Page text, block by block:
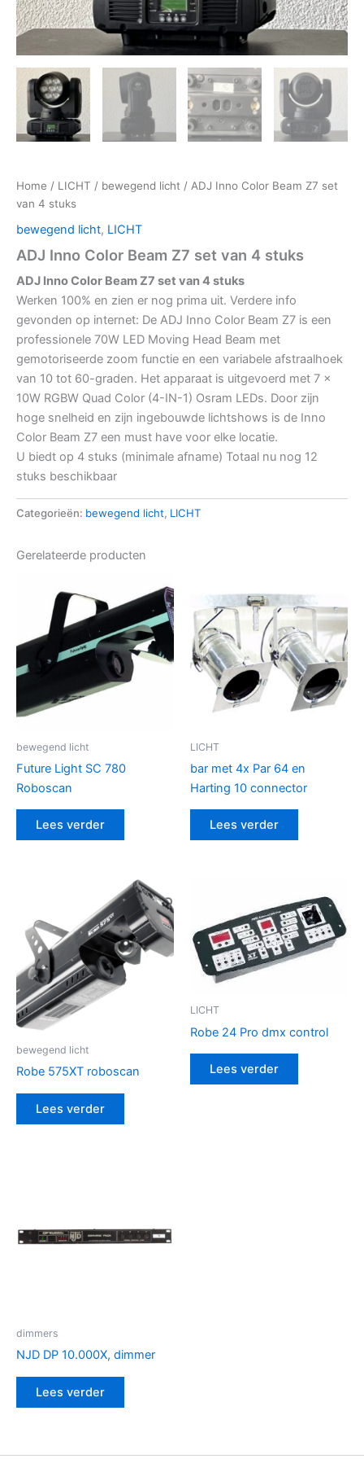
Home / LICHT / bewegend licht / ADJ Inno Color Beam Z7 set
van 4 stuks
bewegend licht, LICHT
ADJ Inno Color Beam Z7 set van 4 stuks
ADJ Inno Color Beam Z7 set van 4 stuks
Werken 100% en zien er nog prima uit. Verdere info
gevonden op internet: De ADJ Inno Color Beam Z7 is een
professionele 70W LED Moving Head Beam met
gemotoriseerde zoom functie en een variabele afstraalhoek
van 10 tot 60-graden. Het apparaat is uitgevoerd met 7 x
10W RGBW Quad Color (4-IN-1) Osram LEDs. Door zijn
hoge snelheid en zijn ingebouwde lichtshows is de Inno
Color Beam Z7 een must have voor elke locatie.
U biedt op 4 stuks (minimale afname) Totaal nu nog 12
stuks beschikbaar
Categorieën: bewegend licht, LICHT
Gerelateerde producten
bewegend licht
Future Light SC 780
Roboscan
Lees verder
LICHT
bar met 4x Par 64 en
Harting 10 connector
Lees verder
bewegend licht
Robe 575XT roboscan
Lees verder
LICHT
Robe 24 Pro dmx control
Lees verder
dimmers
NJD DP 10.000X, dimmer
Lees verder